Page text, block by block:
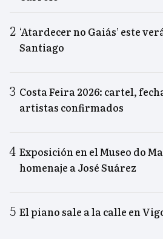
‘Atardecer no Gaiás’ este
Santiago
Costa Feira 2026: cartel,
artistas confirmados
Exposición en el Museo do
homenaje a José Suárez
El piano sale a la calle en